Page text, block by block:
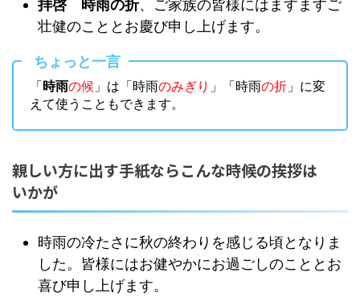
拝啓 時雨の折、ご家族の皆様にはますますご
壮健のこととお慶び申し上げます。
ちょっと一言
「時雨の候 」は「時雨のみぎり 」「時雨の折 」に変
えて使うこともできます。
親しい方に出す手紙ならこんな時候の挨拶は
いかが
時雨の冷たさに秋の終わりを感じる頃となりま
した。皆様にはお健やかにお過ごしのこととお
喜び申し上げます。